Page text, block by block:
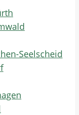
Seelscheid